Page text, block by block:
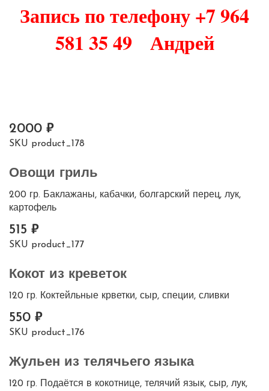
Запись по телефону +7 964
581 35 49 Андрей
2000
SKU product_178
Овощи гриль
200 гр. Баклажаны, кабачки, болгарский перец, лук,
картофель
515
SKU product_177
Кокот из креветок
120 гр. Коктейльные крветки, сыр, специи, сливки
550
SKU product_176
Жульен из телячьего языка
120 гр. Подаётся в кокотнице, телячий язык, сыр, лук,